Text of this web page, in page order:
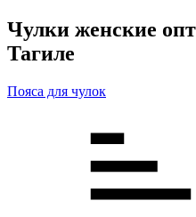
Чулки женские
Тагиле
Пояса для чулок